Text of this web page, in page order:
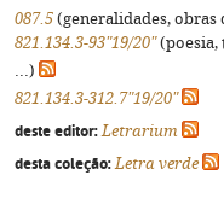
087.5 (generalidades,
821.134.3-93"19/20"(poesia,
...)
821.134.3-312.7"19/20"
deste editor: Letrarium
desta coleção: Letra verde